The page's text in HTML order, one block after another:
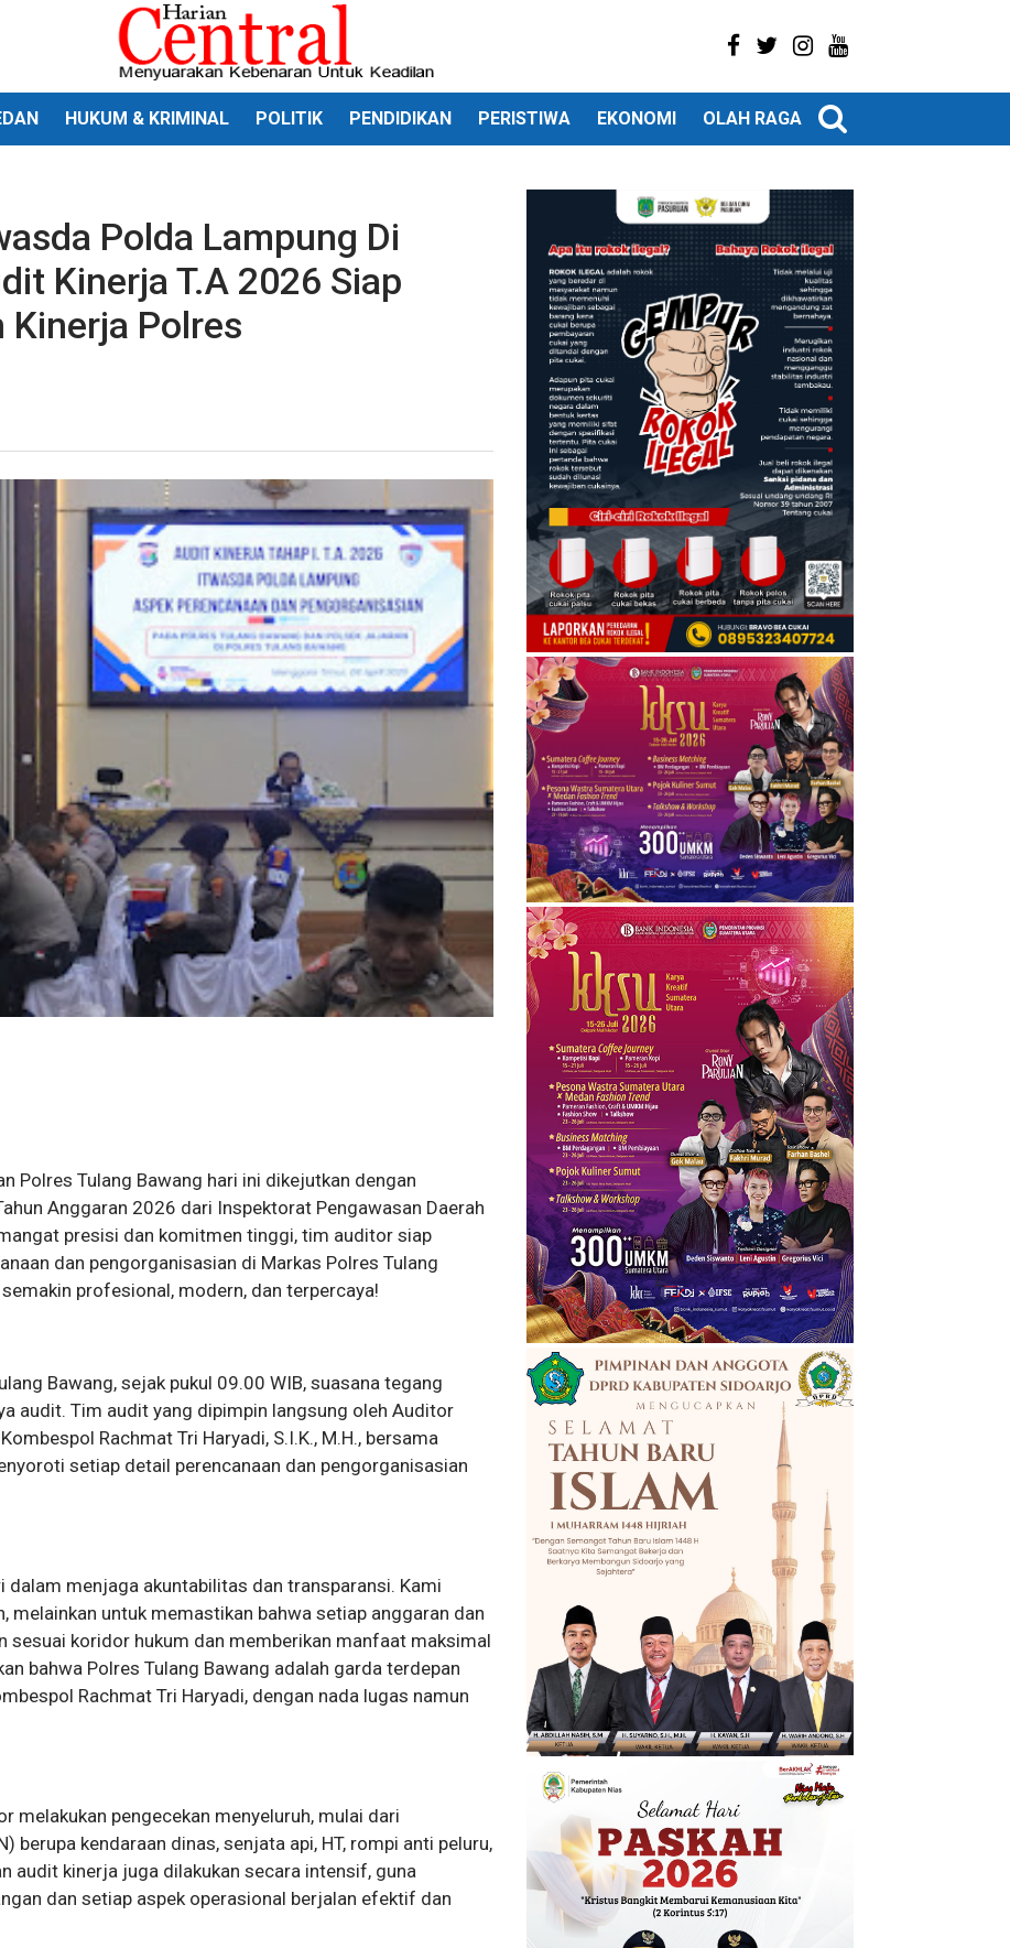
HUKUM & KRIMINAL POLITIK PENDIDIKAN PERISTIWA EKONOMI OLAH RAGA
Polda Lampung Di
Kinerja T.A 2026 Siap
Kinerja Polres
Polres Tulang Bawang hari ini dikejutkan dengan
Anggaran 2026 dari Inspektorat Pengawasan Daerah
presisi dan komitmen tinggi, tim auditor siap
dan pengorganisasian di Markas Polres Tulang
profesional, modern, dan terpercaya!
Bawang, sejak pukul 09.00 WIB, suasana tegang
audit. Tim audit yang dipimpin langsung oleh Auditor
Rachmat Tri Haryadi, S.I.K., M.H., bersama
setiap detail perencanaan dan pengorganisasian
menjaga akuntabilitas dan transparansi. Kami
melainkan untuk memastikan bahwa setiap anggaran dan
sesuai koridor hukum dan memberikan manfaat maksimal
bahwa Polres Tulang Bawang adalah garda terdepan
Rachmat Tri Haryadi, dengan nada lugas namun
melakukan pengecekan menyeluruh, mulai dari
berupa kendaraan dinas, senjata api, HT, rompi anti peluru,
audit kinerja juga dilakukan secara intensif, guna
dan setiap aspek operasional berjalan efektif dan